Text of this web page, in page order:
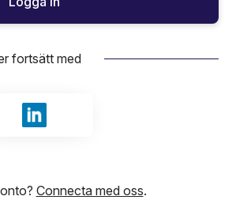
fortsätt med
Logga in med LinkedIn
Connecta med oss.